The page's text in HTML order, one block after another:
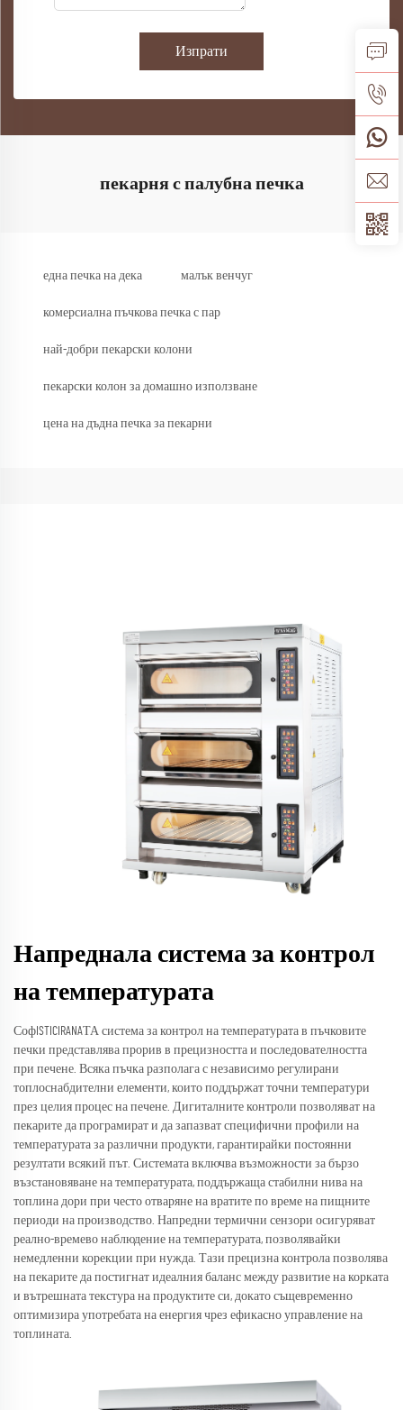
Изпрати
пекарня с палубна печка
една печка на дека малък венчуг
комерсиална пъчкова печка с пар
най-добри пекарски колони
пекарски колон за домашно използване
цена на дъдна печка за пекарни
Напреднала система за контрол
на температурата
СофISTICIRANAТА система за контрол на температурата в пъчковите
печки представлява прорив в прецизността и последователността
при печене. Всяка пъчка разполага с независимо регулирани
топлоснабдителни елементи, които поддържат точни температури
през целия процес на печене. Дигиталните контроли позволяват на
пекарите да програмират и да запазват специфични профили на
температурата за различни продукти, гарантирайки постоянни
резултати всякий път. Системата включва възможности за бързо
възстановяване на температурата, поддържаща стабилни нива на
топлина дори при често отваряне на вратите по време на пищните
периоди на производство. Напредни термични сензори осигуряват
реално-времево наблюдение на температурата, позволявайки
немедленни корекции при нужда. Тази прецизна контрола позволява
на пекарите да постигнат идеалния баланс между развитие на корката
и вътрешната текстура на продуктите си, докато същевременно
оптимизира употребата на енергия чрез ефикасно управление на
топлината.